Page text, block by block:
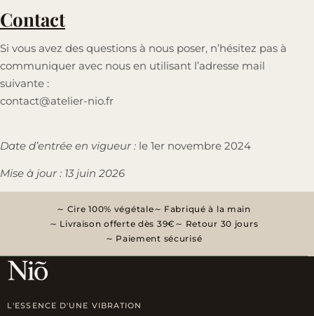
Contact
Si vous avez des questions à nous poser, n’hésitez pas à
communiquer avec nous en utilisant l’adresse mail
suivante :
contact@atelier-nio.fr
Date d’entrée en vigueur : le 1er novembre 2024
Mise à jour : 13 juin 2026
Cire 100% végétale
Fabriqué à la main
Livraison offerte dès 39€
Retour 30 jours
Paiement sécurisé
L'ESSENCE D'UNE VIBRATION